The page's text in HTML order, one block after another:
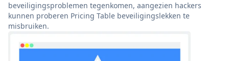
beveiligingsproblemen tegenkomen, aangezien hackers
kunnen proberen Pricing Table beveiligingslekken te
misbruiken.